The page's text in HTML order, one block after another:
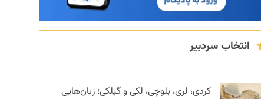
انتخاب سردبیر
کردی، لری، بلوچی، لکی و گیلکی؛ زبان‌هایی